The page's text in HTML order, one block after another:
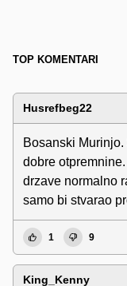
TOP KOMENTARI
Husrefbeg22
Bosanski
dobre
drzave normalno
samo bi stvarao
1 9
King_Kenny